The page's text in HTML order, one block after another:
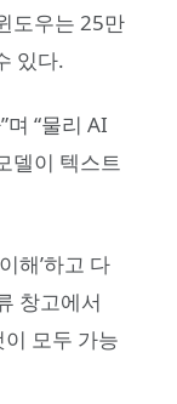
도우는 25만
있다.
며 “물리 AI
델이 텍스트
해’하고 다
창고에서
모두 가능